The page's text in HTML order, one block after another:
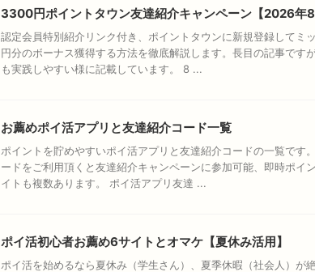
3300円ポイントタウン友達紹介キャンペーン【2026年8
認定会員特別紹介リンク付き、ポイントタウンに新規登録してミ
円分のボーナス獲得する方法を徹底解説します。長目の記事です
も実践しやすい様に記載しています。 8 ...
お薦めポイ活アプリと友達紹介コード一覧
ポイントを貯めやすいポイ活アプリと友達紹介コードの一覧です
ードをご利用頂くと友達紹介キャンペーンに参加可能、即時ポイ
イトも複数あります。 ポイ活アプリ友達 ...
ポイ活初心者お薦め6サイトとオマケ【夏休み活用】
ポイ活を始めるなら夏休み（学生さん）、夏季休暇（社会人）が